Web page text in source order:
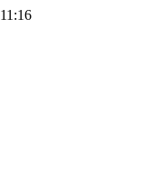
11:16